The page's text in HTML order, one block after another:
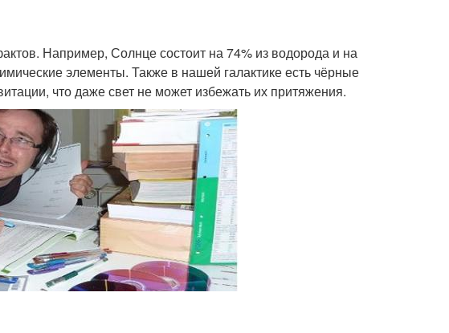
Например, Солнце состоит на 74% из водорода и на
элементы. Также в нашей галактике есть чёрные
что даже свет не может избежать их притяжения.